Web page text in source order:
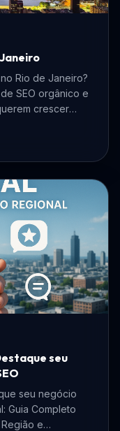
Rio de Janeiro?
SEO orgânico e
crescer
seu
seu negócio
Guia Completo
e